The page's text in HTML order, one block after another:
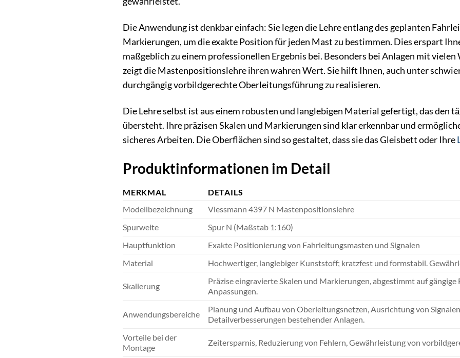
Die Anwendung ist denkbar einfach: Sie legen die Lehre entlang des geplanten
Markierungen, um die exakte Position für jeden Mast zu bestimmen. Dies erspart
maßgeblich zu einem professionellen Ergebnis bei. Besonders bei Anlagen mit
zeigt die Mastenpositionslehre ihren wahren Wert. Sie hilft Ihnen, auch unter
durchgängig vorbildgerechte Oberleitungsführung zu realisieren.
Die Lehre selbst ist aus einem robusten und langlebigen Material gefertigt, das den
übersteht. Ihre präzisen Skalen und Markierungen sind klar erkennbar und
sicheres Arbeiten. Die Oberflächen sind so gestaltet, dass sie das Gleisbett oder Ihre
Produktinformationen im Detail
MERKMAL
DETAILS
Modellbezeichnung
Viessmann 4397 N Mastenpositionslehre
Spurweite
Spur N (Maßstab 1:160)
Hauptfunktion
Exakte Positionierung von Fahrleitungsmasten und Signalen
Material
Hochwertiger, langlebiger Kunststoff; kratzfest und formstabil.
Skalierung
Präzise eingravierte Skalen und Markierungen, abgestimmt auf
Anpassungen.
Anwendungsbereiche
Planung und Aufbau von Oberleitungsnetzen, Ausrichtung von
Detailverbesserungen bestehender Anlagen.
Vorteile bei der
Montage
Zeitersparnis, Reduzierung von Fehlern, Gewährleistung von